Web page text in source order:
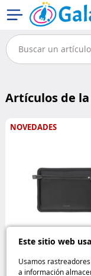
Este sitio web
Usamos
a información
Artículos de la
NOVEDADES
Protección Tucano
MacBook 13" de uso